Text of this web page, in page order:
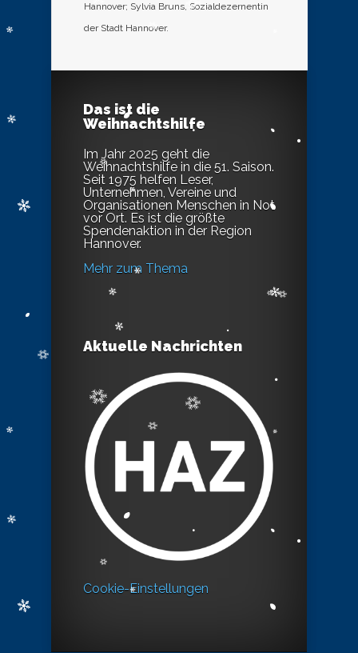
Hannover; Sylvia Bruns, Sozialdezernentin
der Stadt Hannover.
Das ist die
Weihnachtshilfe
Im Jahr 2025 geht die
Weihnachtshilfe in die 51. Saison.
Seit 1975 helfen Leser,
Unternehmen, Vereine und
Organisationen Menschen in Not
vor Ort. Es ist die größte
Spendenaktion in der Region
Hannover.
Mehr zum Thema
Aktuelle Nachrichten
Cookie-Einstellungen